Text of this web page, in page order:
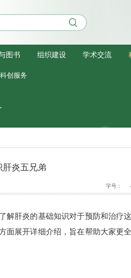
图书 组织建设 学术交流
科创服务
炎五兄弟
字号：
解肝炎的基础知识对于预防和治疗
面展开详细介绍，旨在帮助大家更